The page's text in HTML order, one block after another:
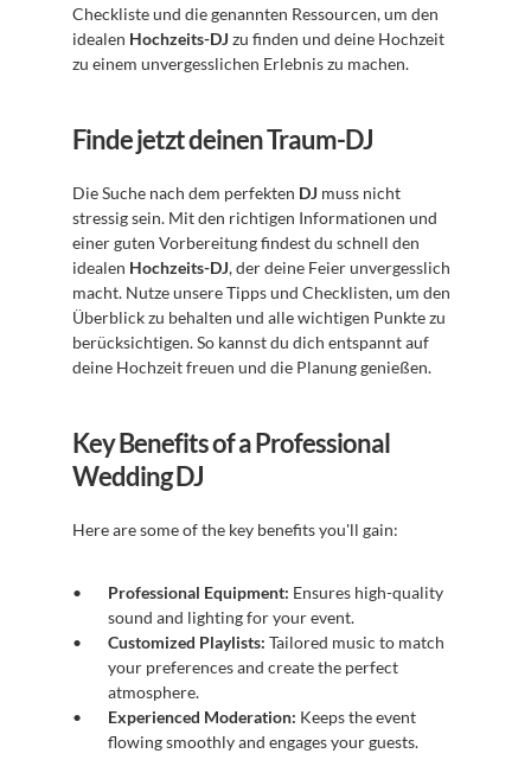
Checkliste und die genannten Ressourcen, um den
idealen Hochzeits-DJ zu finden und deine Hochzeit
zu einem unvergesslichen Erlebnis zu machen.
Finde jetzt deinen Traum-DJ
Die Suche nach dem perfekten DJ muss nicht
stressig sein. Mit den richtigen Informationen und
einer guten Vorbereitung findest du schnell den
idealen Hochzeits-DJ, der deine Feier unvergesslich
macht. Nutze unsere Tipps und Checklisten, um den
Überblick zu behalten und alle wichtigen Punkte zu
berücksichtigen. So kannst du dich entspannt auf
deine Hochzeit freuen und die Planung genießen.
Key Benefits of a Professional
Wedding DJ
Here are some of the key benefits you'll gain:
Professional Equipment: Ensures high-quality
sound and lighting for your event.
Customized Playlists: Tailored music to match
your preferences and create the perfect
atmosphere.
Experienced Moderation: Keeps the event
flowing smoothly and engages your guests.